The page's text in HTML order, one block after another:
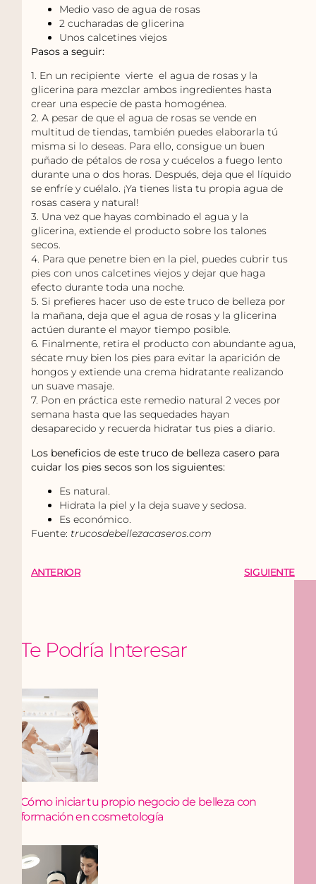
Medio vaso de agua de rosas
2 cucharadas de glicerina
Unos calcetines viejos
Pasos a seguir:
1. En un recipiente vierte el agua de rosas y la
glicerina para mezclar ambos ingredientes hasta
crear una especie de pasta homogénea.
2. A pesar de que el agua de rosas se vende en
multitud de tiendas, también puedes elaborarla tú
misma si lo deseas. Para ello, consigue un buen
puñado de pétalos de rosa y cuécelos a fuego lento
durante una o dos horas. Después, deja que el líquido
se enfríe y cuélalo. ¡Ya tienes lista tu propia agua de
rosas casera y natural!
3. Una vez que hayas combinado el agua y la
glicerina, extiende el producto sobre los talones
secos.
4. Para que penetre bien en la piel, puedes cubrir tus
pies con unos calcetines viejos y dejar que haga
efecto durante toda una noche.
5. Si prefieres hacer uso de este truco de belleza por
la mañana, deja que el agua de rosas y la glicerina
actúen durante el mayor tiempo posible.
6. Finalmente, retira el producto con abundante agua,
sécate muy bien los pies para evitar la aparición de
hongos y extiende una crema hidratante realizando
un suave masaje.
7. Pon en práctica este remedio natural 2 veces por
semana hasta que las sequedades hayan
desaparecido y recuerda hidratar tus pies a diario.
Los beneficios de este truco de belleza casero para
cuidar los pies secos son los siguientes:
Es natural.
Hidrata la piel y la deja suave y sedosa.
Es económico.
Fuente: trucosdebellezacaseros.com
ANTERIOR SIGUIENTE
Te Podría Interesar
Cómo iniciar tu propio negocio de belleza con
formación en cosmetología